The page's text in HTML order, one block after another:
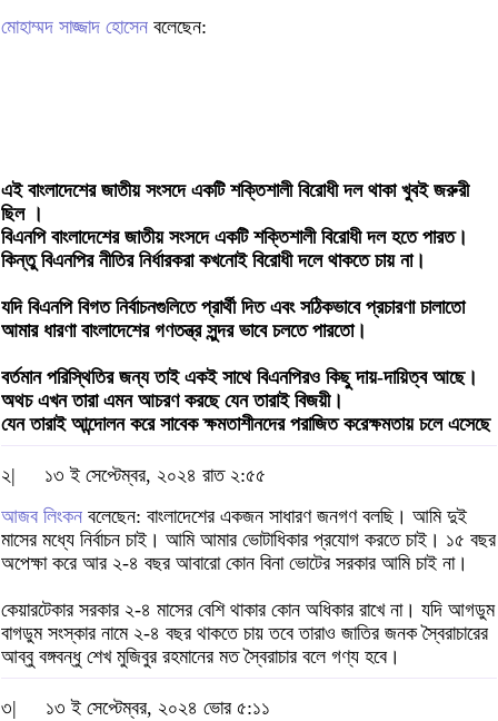
মোহাম্মদ সাজ্জাদ হোসেন বলেছেন:
এই বাংলাদেশের জাতীয় সংসদে একটি শক্তিশালী বিরোধী দল থাকা খুবই জরুরী
ছিল ।
বিএনপি বাংলাদেশের জাতীয় সংসদে একটি শক্তিশালী বিরোধী দল হতে পারত।
কিন্তু বিএনপির নীতির নির্ধারকরা কখনোই বিরোধী দলে থাকতে চায় না।
যদি বিএনপি বিগত নির্বাচনগুলিতে প্রার্থী দিত এবং সঠিকভাবে প্রচারণা চালাতো
আমার ধারণা বাংলাদেশের গণতন্ত্র সুন্দর ভাবে চলতে পারতো।
বর্তমান পরিস্থিতির জন্য তাই একই সাথে বিএনপিরও কিছু দায়-দায়িত্ব আছে।
অথচ এখন তারা এমন আচরণ করছে যেন তারাই বিজয়ী।
যেন তারাই আন্দোলন করে সাবেক ক্ষমতাশীনদের পরাজিত করেক্ষমতায় চলে এসেছে
২|
১৩ ই সেপ্টেম্বর, ২০২৪ রাত ২:৫৫
আজব লিংকন বলেছেন: বাংলাদেশের একজন সাধারণ জনগণ বলছি। আমি দুই
মাসের মধ্যে নির্বাচন চাই। আমি আমার ভোটাধিকার প্রযোগ করতে চাই। ১৫ বছর
অপেক্ষা করে আর ২-৪ বছর আবারো কোন বিনা ভোটের সরকার আমি চাই না।
কেয়ারটেকার সরকার ২-৪ মাসের বেশি থাকার কোন অধিকার রাখে না। যদি আগডুম
বাগডুম সংস্কার নামে ২-৪ বছর থাকতে চায় তবে তারাও জাতির জনক স্বৈরাচারের
আব্বু বঙ্গবন্ধু শেখ মুজিবুর রহমানের মত স্বৈরাচার বলে গণ্য হবে।
৩|
১৩ ই সেপ্টেম্বর, ২০২৪ ভোর ৫:১১